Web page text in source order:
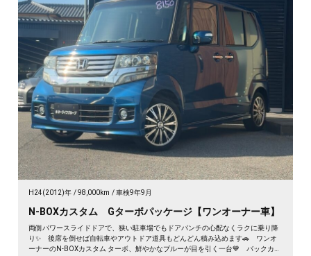
H24(2012)年 98,000km 車検9年9月
N-BOXカスタム Gターボパッケージ【ワンオーナー車】
両側パワースライドドアで、狭い駐車場でもドアパンチの心配なくラクに乗り降
り✨ 後席を倒せば自転車やアウトドア道具もどんどん積み込めます🚗 ワンオ
ーナーのN-BOXカスタム ターボ、鮮やかなブルーが目を引く一台💙 バックカメ